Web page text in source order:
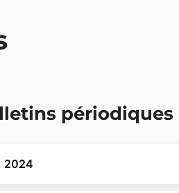
périodiques
2024